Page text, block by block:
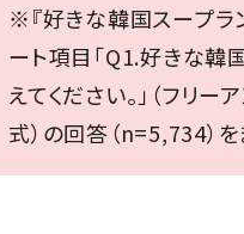
※『好きな韓国スープラ
ート項目「Q1.好きな韓
えてください。」（フリ
式）の回答（n=5,734）